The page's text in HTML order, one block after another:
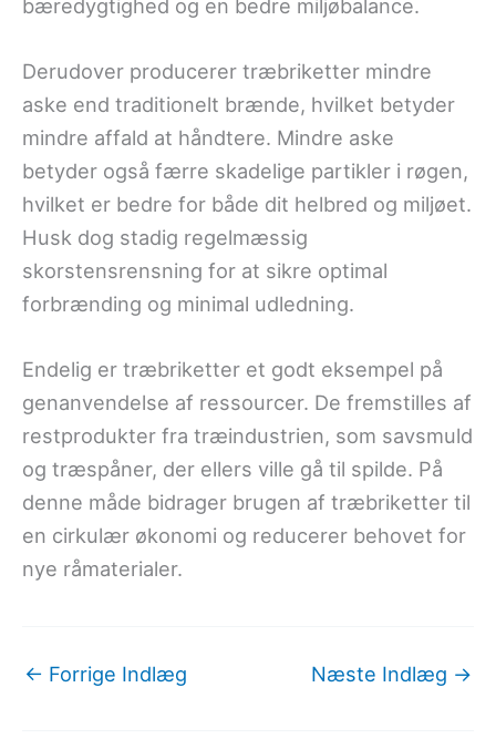
bæredygtighed og en bedre miljøbalance.
Derudover producerer træbriketter mindre
aske end traditionelt brænde, hvilket betyder
mindre affald at håndtere. Mindre aske
betyder også færre skadelige partikler i røgen,
hvilket er bedre for både dit helbred og miljøet.
Husk dog stadig regelmæssig
skorstensrensning for at sikre optimal
forbrænding og minimal udledning.
Endelig er træbriketter et godt eksempel på
genanvendelse af ressourcer. De fremstilles af
restprodukter fra træindustrien, som savsmuld
og træspåner, der ellers ville gå til spilde. På
denne måde bidrager brugen af træbriketter til
en cirkulær økonomi og reducerer behovet for
nye råmaterialer.
← Forrige Indlæg Næste Indlæg →